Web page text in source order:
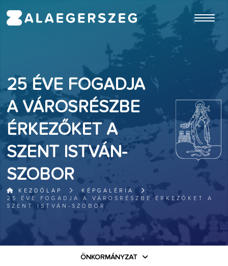
25 ÉVE FOGADJA
A VÁROSRÉSZBE
ÉRKEZŐKET A
SZENT ISTVÁN-
SZOBOR
KEZDŐLAP
KÉPGALÉRIA
25 ÉVE FOGADJA A VÁROSRÉSZBE ÉRKEZŐKET A
SZENT ISTVÁN-SZOBOR
ÖNKORMÁNYZAT